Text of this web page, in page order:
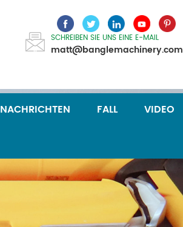
SCHREIBEN SIE UNS EINE E-MAIL
matt@banglemachinery.com
NACHRICHTEN FALL VIDEO